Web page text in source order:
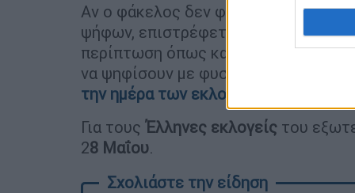
Αν ο φάκελος δεν φτάσει εγκαίρως
ψήφων, επιστρέφεται στον
περίπτωση όπως και για όσους δεν
να ψηφίσουν με φυσική παρουσία στο
την ημέρα των εκλογών,
Για τους Έλληνες εκλογείς του
28 Μαΐου.